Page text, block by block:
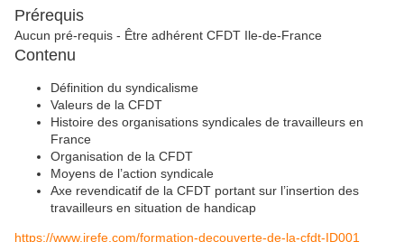
Prérequis
Aucun pré-requis - Être adhérent CFDT Ile-de-France
Contenu
Définition du syndicalisme
Valeurs de la CFDT
Histoire des organisations syndicales de travailleurs en
France
Organisation de la CFDT
Moyens de l’action syndicale
Axe revendicatif de la CFDT portant sur l’insertion des
travailleurs en situation de handicap
https://www.irefe.com/formation-decouverte-de-la-cfdt-ID001